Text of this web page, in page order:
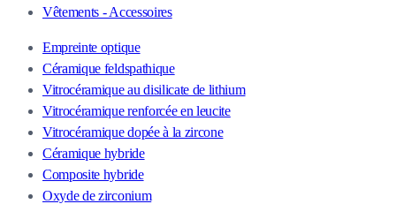
Vêtements - Accessoires
Empreinte optique
Céramique feldspathique
Vitrocéramique au disilicate de lithium
Vitrocéramique renforcée en leucite
Vitrocéramique dopée à la zircone
Céramique hybride
Composite hybride
Oxyde de zirconium